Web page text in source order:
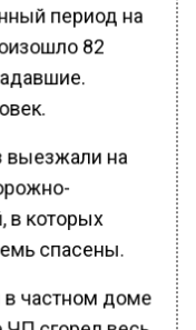
период на
82
выезжали на
в которых
спасены.
частном доме